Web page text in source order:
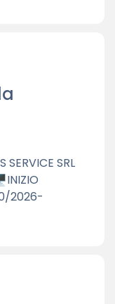
SRL
2026-